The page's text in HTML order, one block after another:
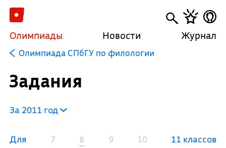
Олимпиады Новости Журнал
Олимпиада СПбГУ по филологии
Задания
За 2011 год
Для 7 8 9 10 11 классов